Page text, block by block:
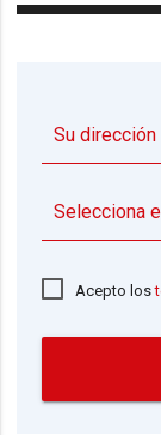
Acepto los